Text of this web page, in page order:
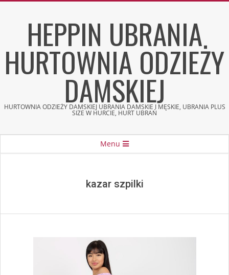
HEPPIN UBRANIA
HURTOWNIA ODZIEŻY
DAMSKIEJ
HURTOWNIA ODZIEŻY DAMSKIEJ UBRANIA DAMSKIE I MĘSKIE, UBRANIA PLUS
SIZE W HURCIE, HURT UBRAŃ
Menu
kazar szpilki